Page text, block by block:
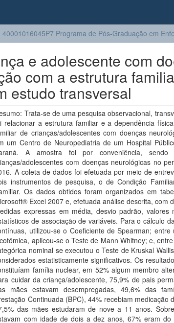
40001016045P7 Programa de Pós-Graduação em
e adolescente com
com a estrutura
estudo transversal
Trata-se de uma pesquisa observacional,
relacionar a estrutura familiar e a dependência
de crianças/adolescentes com doenças
um Centro de Neuropediatria de um Hospital
A amostra foi por conveniência,
adolescentes com doenças neurológicas no
A coleta de dados foi efetuada por meio de
instrumentos de pesquisa, o de Condição
Os dados obtidos foram organizados em
Excel 2007 e, efetuada análise descrita, com
expressas em média, desvio padrão,
de associação de variáveis. Para o cálculo
utilizou-se o Coeficiente de Spearman;
aplicou-se o Teste de Mann Whitney; e,
nominal se executou o Teste de Kruskal
estatisticamente significativos. Os
família nuclear, em 52% algum membro
cuidar da criança/adolescente, 75,9% de pais
mães estavam desempregadas, 49,6% das
Continuada (BPC), 44% recebiam medicação
das mães estudaram de nove a 11 anos.
com idade de dois a dez anos, 67% eram do